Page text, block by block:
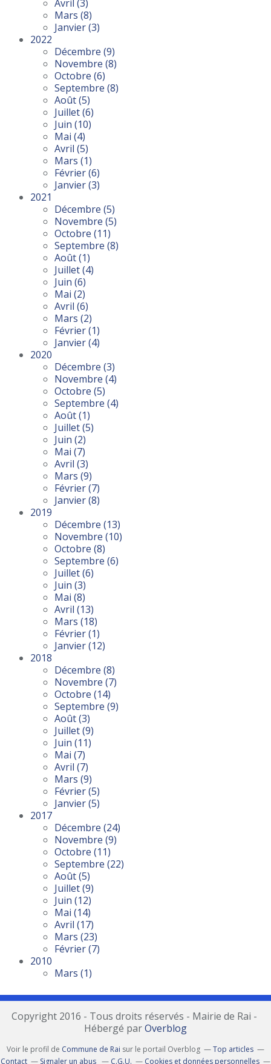
Avril (3)
Mars (8)
Janvier(3)
2022
Décembre (9)
Novembre (8)
Octobre (6)
Septembre (8)
Août(5)
Juillet(6)
Juin (10)
Mai (4)
Avril (5)
Mars (1)
Février(6)
Janvier(3)
2021
Décembre (5)
Novembre (5)
Octobre (11)
Septembre (8)
Août(1)
Juillet(4)
Juin (6)
Mai (2)
Avril (6)
Mars (2)
Février(1)
Janvier(4)
2020
Décembre (3)
Novembre (4)
Octobre (5)
Septembre (4)
Août(1)
Juillet(5)
Juin (2)
Mai (7)
Avril (3)
Mars (9)
Février(7)
Janvier(8)
2019
Décembre (13)
Novembre (10)
Octobre (8)
Septembre (6)
Juillet(6)
Juin (3)
Mai (8)
Avril (13)
Mars (18)
Février(1)
Janvier(12)
2018
Décembre (8)
Novembre (7)
Octobre (14)
Septembre (9)
Août(3)
Juillet(9)
Juin (11)
Mai (7)
Avril (7)
Mars (9)
Février(5)
Janvier(5)
2017
Décembre (24)
Novembre (9)
Octobre (11)
Septembre (22)
Août(5)
Juillet(9)
Juin (12)
Mai (14)
Avril (17)
Mars (23)
Février(7)
2010
Mars (1)
Copyright 2016 - Tous droits réservés - Mairie de Rai -
Hébergé parOverblog
Voir le profil de Commune de Rai sur le portail Overblog
Top articles
Contact
Signaler un abus C.G.U. Cookies et données personnelles